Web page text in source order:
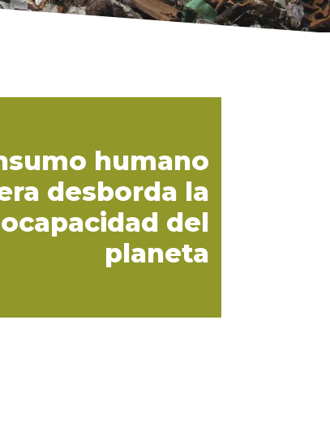
humano
desborda la
del
planeta